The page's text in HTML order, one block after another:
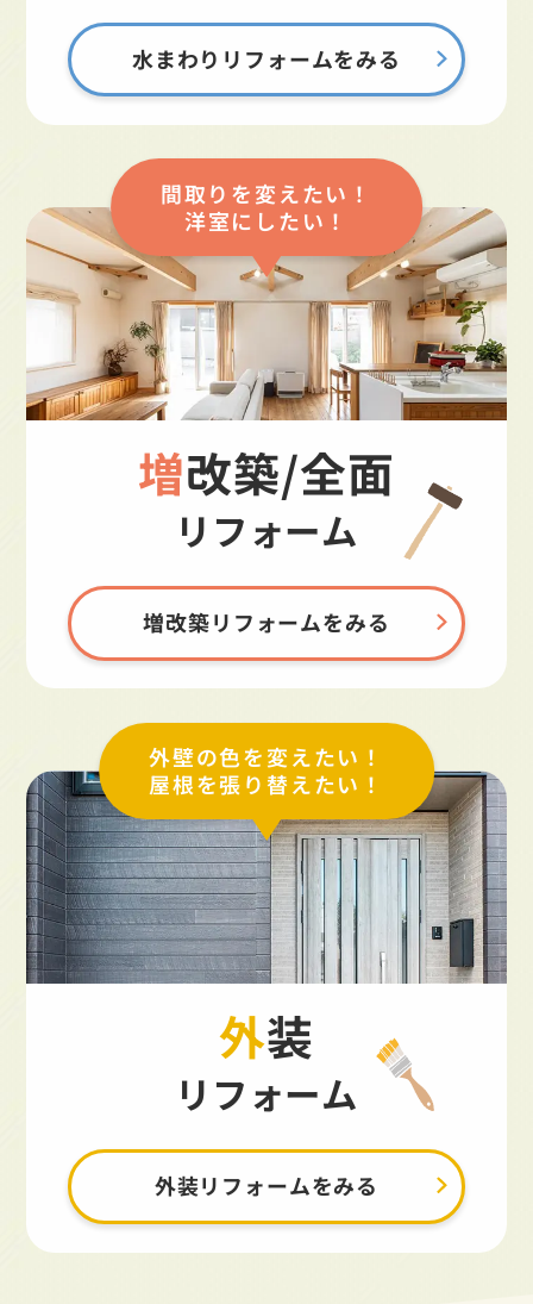
水まわりリフォームをみる
間取りを変えたい！
洋室にしたい！
増改築/全面
リフォーム
増改築リフォームをみる
外壁の色を変えたい！
屋根を張り替えたい！
外装
リフォーム
外装リフォームをみる